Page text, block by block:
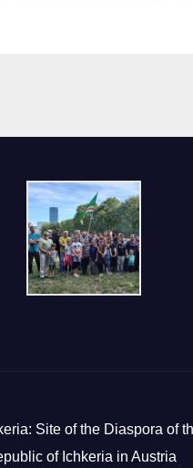
Site of the Diaspora of
of Ichkeria in Austria